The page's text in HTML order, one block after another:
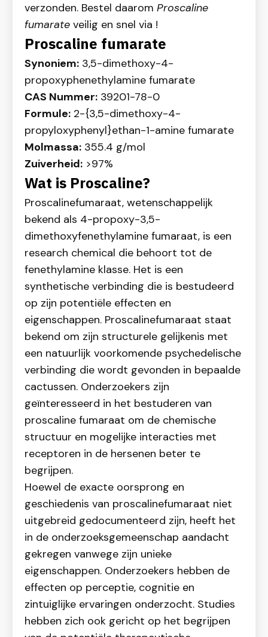
verzonden. Bestel daarom Proscaline
fumarate veilig en snel via !
Proscaline fumarate
Synoniem: 3,5-dimethoxy-4-
propoxyphenethylamine fumarate
CAS Nummer: 39201-78-0
Formule: 2-{3,5-dimethoxy-4-
propyloxyphenyl}ethan-1-amine fumarate
Molmassa: 355.4 g/mol
Zuiverheid: >97%
Wat is Proscaline?
Proscalinefumaraat, wetenschappelijk
bekend als 4-propoxy-3,5-
dimethoxyfenethylamine fumaraat, is een
research chemical die behoort tot de
fenethylamine klasse. Het is een
synthetische verbinding die is bestudeerd
op zijn potentiële effecten en
eigenschappen. Proscalinefumaraat staat
bekend om zijn structurele gelijkenis met
een natuurlijk voorkomende psychedelische
verbinding die wordt gevonden in bepaalde
cactussen. Onderzoekers zijn
geïnteresseerd in het bestuderen van
proscaline fumaraat om de chemische
structuur en mogelijke interacties met
receptoren in de hersenen beter te
begrijpen.
Hoewel de exacte oorsprong en
geschiedenis van proscalinefumaraat niet
uitgebreid gedocumenteerd zijn, heeft het
in de onderzoeksgemeenschap aandacht
gekregen vanwege zijn unieke
eigenschappen. Onderzoekers hebben de
effecten op perceptie, cognitie en
zintuiglijke ervaringen onderzocht. Studies
hebben zich ook gericht op het begrijpen